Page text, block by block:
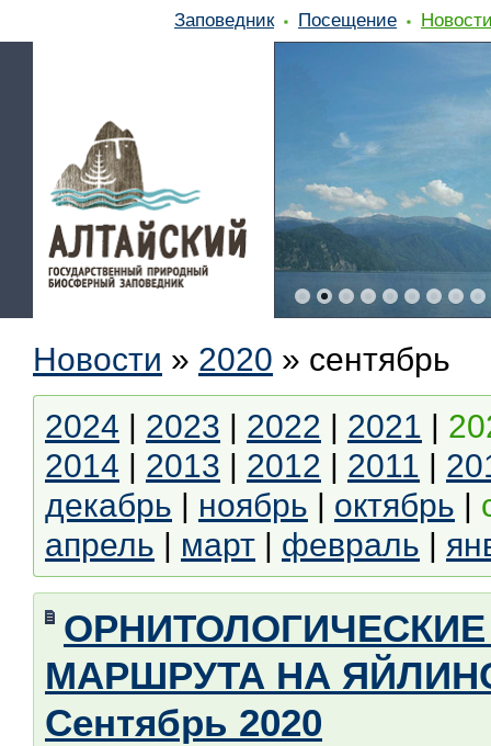
Заповедник Посещение
Новости » 2020 » сентябрь
2024 | 2023 | 2022 | 2021 |
2014 | 2013 | 2012 | 2011 |
декабрь | ноябрь | октябрь |
апрель | март | февраль |
МАРШРУТА НА
Сентябрь 2020